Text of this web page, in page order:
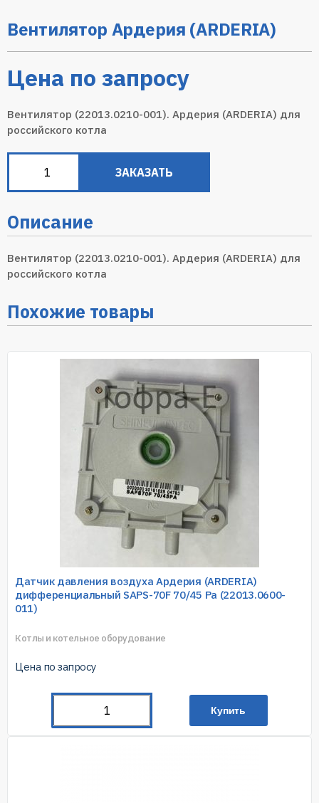
Вентилятор Ардерия (ARDERIA)
Цена по запросу
Вентилятор (22013.0210-001). Ардерия (ARDERIA) для
российского котла
ЗАКАЗАТЬ
Описание
Вентилятор (22013.0210-001). Ардерия (ARDERIA) для
российского котла
Похожие товары
Датчик давления воздуха Ардерия (ARDERIA)
дифференциальный SAPS-70F 70/45 Pa (22013.0600-
011)
Котлы и котельное оборудование
Цена по запросу
Купить